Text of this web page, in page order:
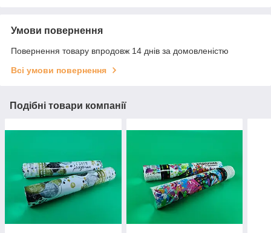
Умови повернення
Повернення товару впродовж 14 днів за домовленістю
Всі умови повернення
Подібні товари компанії